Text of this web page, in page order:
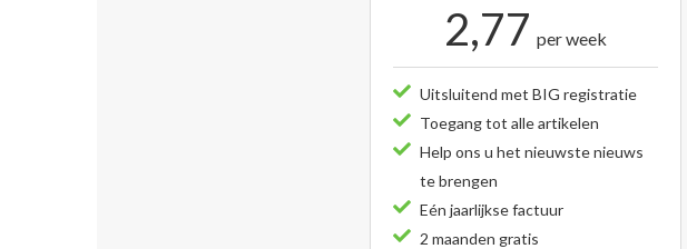
2,77 per week
Uitsluitend met BIG registratie
Toegang tot alle artikelen
Help ons u het nieuwste nieuws
te brengen
Eén jaarlijkse factuur
2 maanden gratis